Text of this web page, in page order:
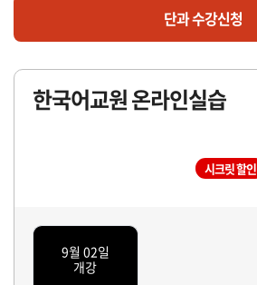
단과 수강신청
한국어교원 온라인실습
시크릿 할인
9월 02일
개강